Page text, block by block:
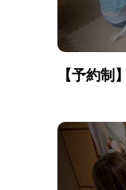
【予約制